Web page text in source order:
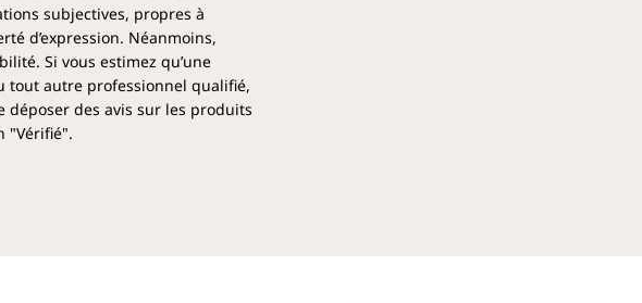
subjectives, propres à
d’expression. Néanmoins,
Si vous estimez qu’une
tout autre professionnel qualifié,
déposer des avis sur les produits
"Vérifié".